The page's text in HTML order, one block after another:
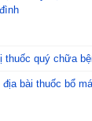
thuốc quý chữa
địa bài thuốc bổ